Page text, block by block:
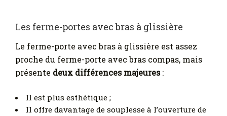
Les ferme-portes avec bras à glissière
Le ferme-porte avec bras à glissière est assez
proche du ferme-porte avec bras compas, mais
présente deux différences majeures:
Il est plus esthétique ;
Il offre davantage de souplesse à l’ouverture de